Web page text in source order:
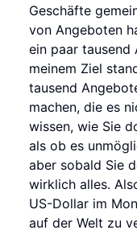
Geschäfte
von Angeboten
ein paar tausend
meinem Ziel
tausend
machen, die es
wissen, wie Sie
als ob es
aber sobald Sie
wirklich alles.
US-Dollar im
auf der Welt zu